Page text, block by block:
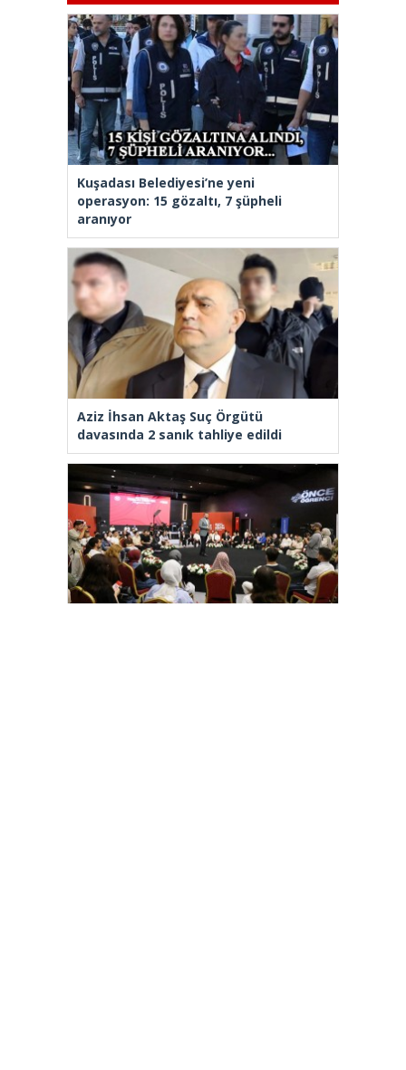
Kuşadası Belediyesi’ne yeni
operasyon: 15 gözaltı, 7 şüpheli
aranıyor
Aziz İhsan Aktaş Suç Örgütü
davasında 2 sanık tahliye edildi